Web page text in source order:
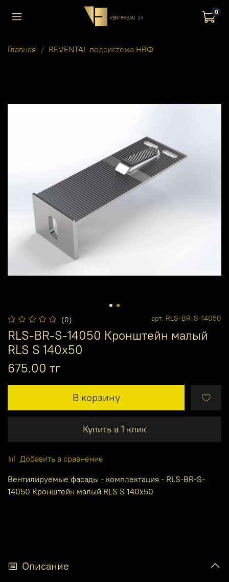
0
Главная REVENTAL подсистема НВФ
(0) арт. RLS-BR-S-14050
RLS-BR-S-14050 Кронштейн малый
RLS S 140x50
675.00 тг
В корзину
Купить в 1 клик
Добавить в сравнение
Вентилируемые фасады - комплектация - RLS-BR-S-
14050 Кронштейн малый RLS S 140x50
Описание